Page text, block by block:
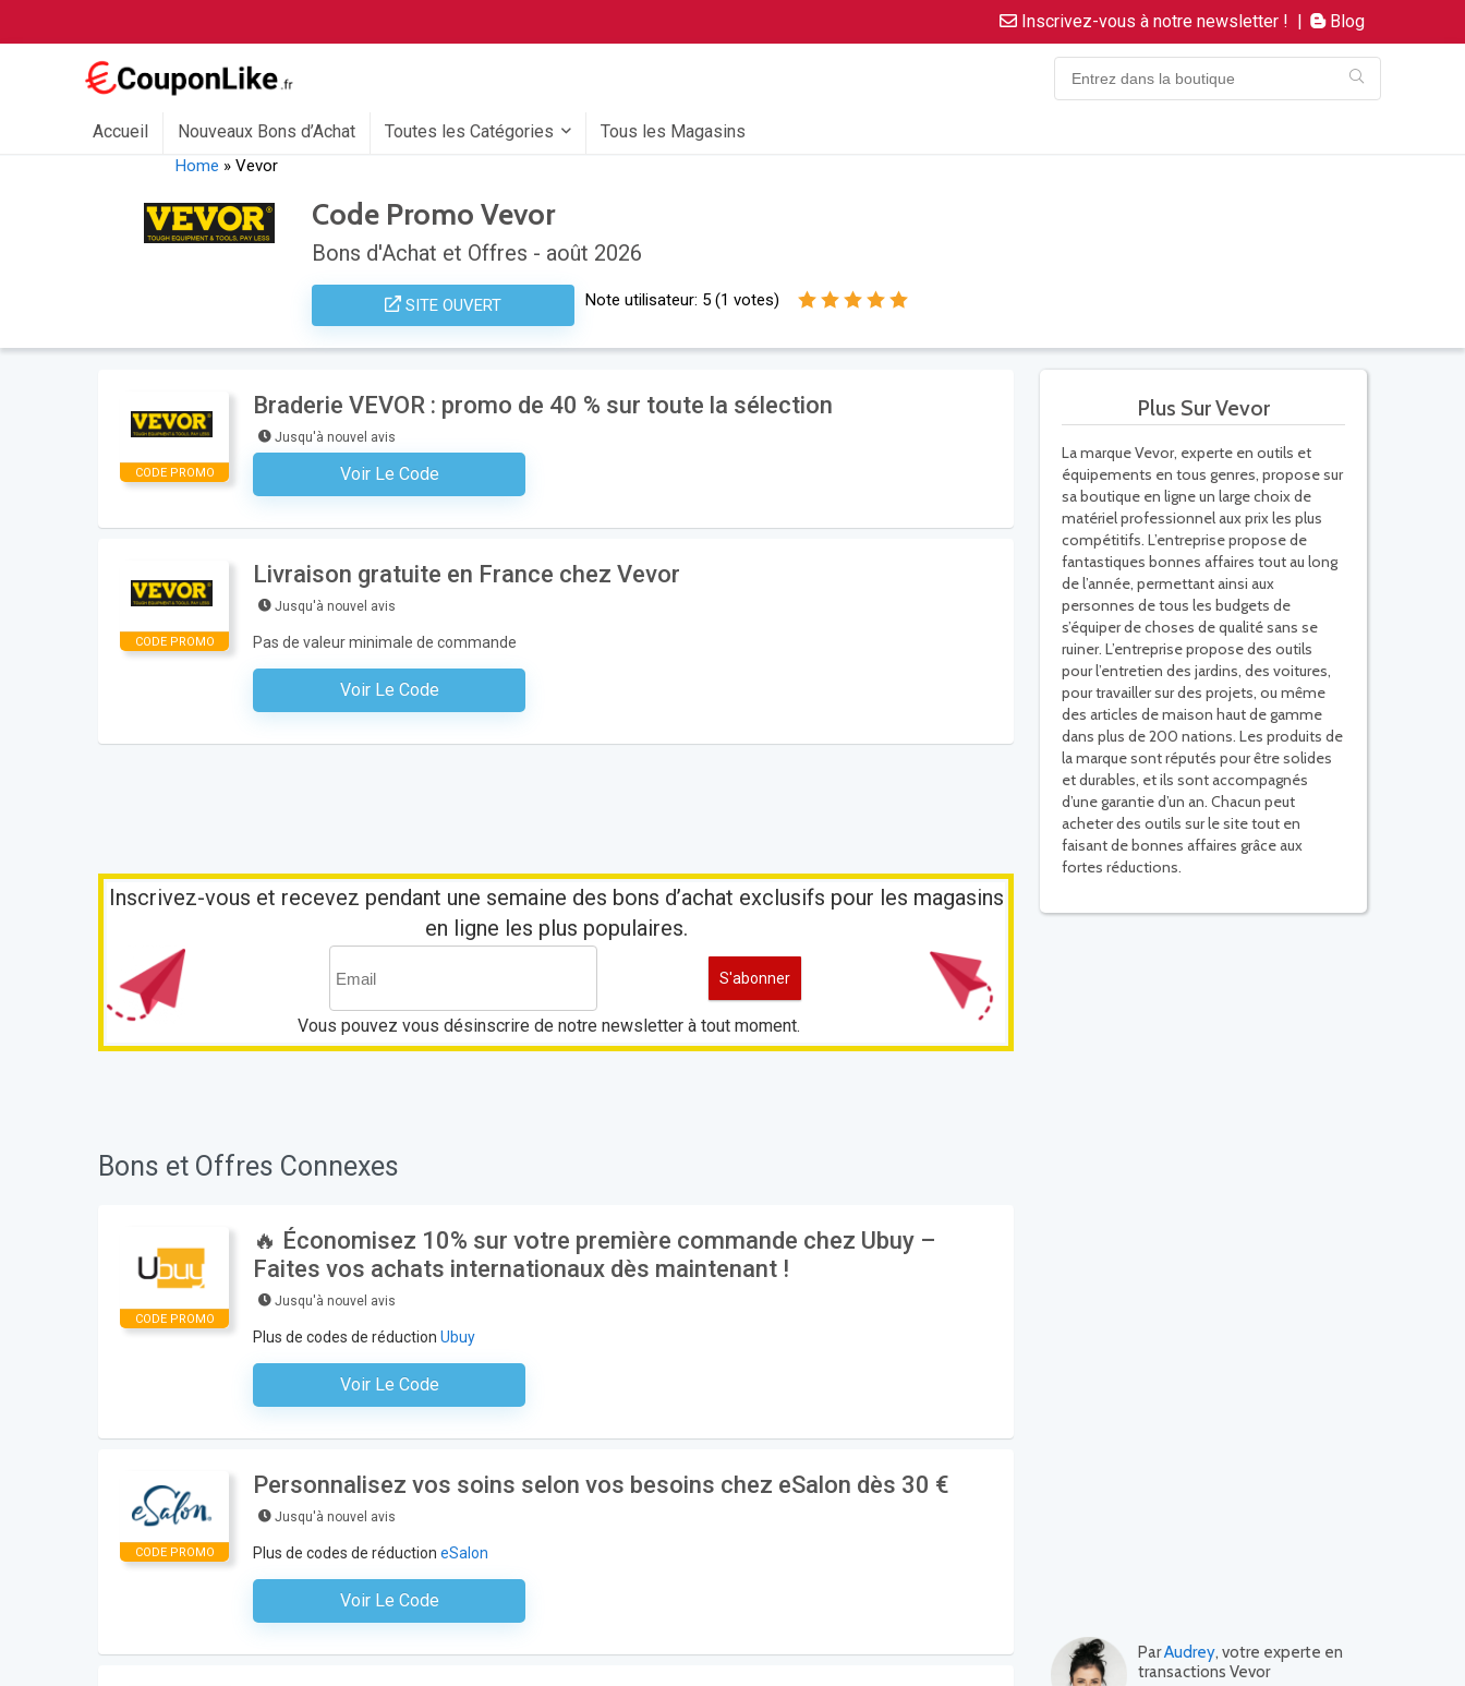
Inscrivez-vous à notre newsletter ! | Blog
Accueil Nouveaux Bons d’Achat Toutes les Catégories Tous les Magasins
Home »Vevor
Code Promo Vevor
Bons d'Achat et Offres - août 2026
SITE OUVERT Note utilisateur: 5 (1 votes)
Plus Sur Vevor
La marque Vevor, experte en outils et
équipements en tous genres, propose sur
sa boutique en ligne un large choix de
matériel professionnel aux prix les plus
compétitifs. L’entreprise propose de
fantastiques bonnes affaires tout au long
de l’année, permettant ainsi aux
personnes de tous les budgets de
s’équiper de choses de qualité sans se
ruiner. L’entreprise propose des outils
pour l’entretien des jardins, des voitures,
pour travailler sur des projets, ou même
des articles de maison haut de gamme
dans plus de 200 nations. Les produits de
la marque sont réputés pour être solides
et durables, et ils sont accompagnés
d’une garantie d’un an. Chacun peut
acheter des outils sur le site tout en
faisant de bonnes affaires grâce aux
fortes réductions.
ParAudrey, votre experte en
transactions Vevor
CODE PROMO
Braderie VEVOR : promo de 40 % sur toute la sélection
Jusqu'à nouvel avis
Voir Le Code
Aucun Code N'est Nécessaire
CODE PROMO
Livraison gratuite en France chez Vevor
Jusqu'à nouvel avis
Pas de valeur minimale de commande
Voir Le Code
Aucun Code N'est Nécessaire
Inscrivez-vous et recevez pendant une semaine des bons d’achat exclusifs pour les magasins
en ligne les plus populaires.
Vous pouvez vous désinscrire de notre newsletter à tout moment.
Bons et Offres Connexes
CODE PROMO
🔥 Économisez 10% sur votre première commande chez Ubuy –
Faites vos achats internationaux dès maintenant !
Jusqu'à nouvel avis
Plus de codes de réduction Ubuy
Voir Le Code
Aucun Code N'est Nécessaire
CODE PROMO
Personnalisez vos soins selon vos besoins chez eSalon dès 30 €
Jusqu'à nouvel avis
Plus de codes de réduction eSalon
Voir Le Code
Aucun Code N'est Nécessaire